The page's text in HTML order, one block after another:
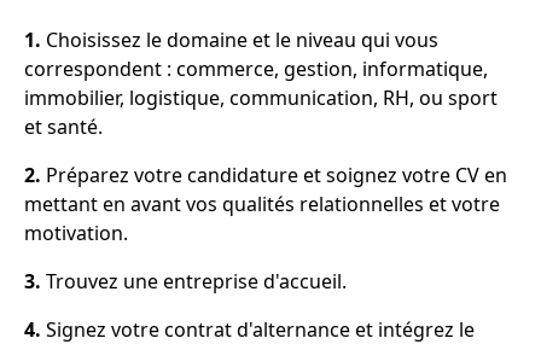
1. Choisissez le domaine et le niveau qui vous
correspondent : commerce, gestion, informatique,
immobilier, logistique, communication, RH, ou sport
et santé.
2. Préparez votre candidature et soignez votre CV en
mettant en avant vos qualités relationnelles et votre
motivation.
3. Trouvez une entreprise d'accueil.
4. Signez votre contrat d'alternance et intégrez le